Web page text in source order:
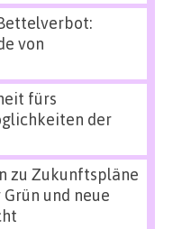
von
fürs
der
zu Zukunftspläne
und neue